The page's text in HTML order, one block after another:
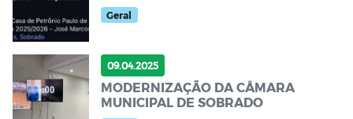
Geral
09.04.2025
MODERNIZAÇÃO DA CÂMARA
MUNICIPAL DE SOBRADO